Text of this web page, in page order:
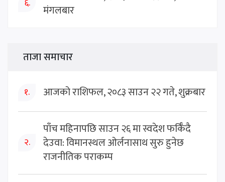
६.
मंगलबार
ताजा समाचार
१. आजको राशिफल, २०८३ साउन २२ गते, शुक्रबार
२.
पाँच महिनापछि साउन २६ मा स्वदेश फर्किँदै
देउवा: विमानस्थल ओर्लनासाथ सुरु हुनेछ
राजनीतिक पराकम्प